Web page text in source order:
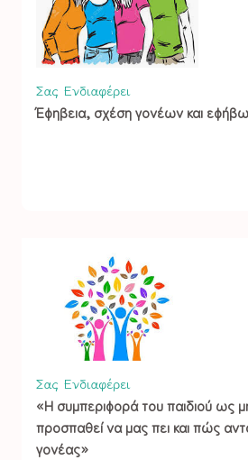
Σας Ενδιαφέρει
Έφηβεια, σχέση γονέων και
Σας Ενδιαφέρει
«Η συμπεριφορά του παιδιού ως
προσπαθεί να μας πει και πώς
γονέας»